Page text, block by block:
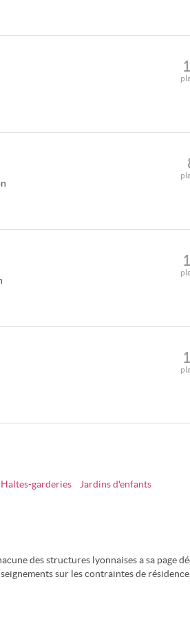
Haltes-garderies
Jardins d'enfants
des structures lyonnaises a sa page
sur les contraintes de